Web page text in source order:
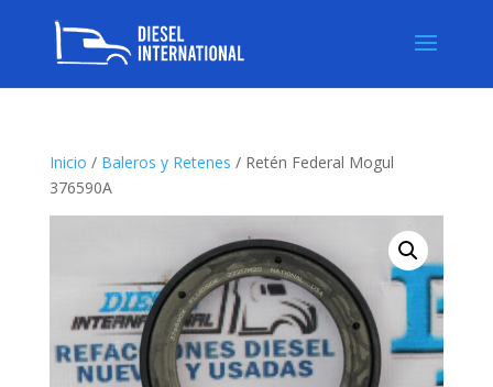
Inicio / Baleros y Retenes / Retén Federal Mogul
376590A